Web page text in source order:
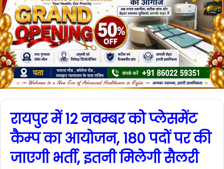
रायपुर में 12 नवम्बर को प्लेसमेंट
कैम्प का आयोजन, 180 पदों पर की
जाएगी भर्ती, इतनी मिलेगी सैलरी